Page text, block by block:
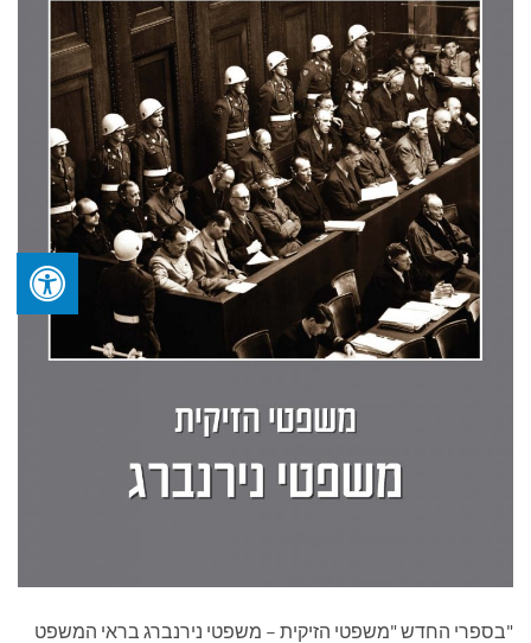
"בספרי החדש "משפטי הזיקית – משפטי נירנברג בראי המשפט